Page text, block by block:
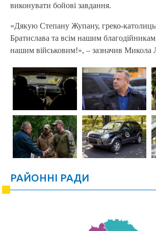
виконувати бойові завдання.
«Дякую Степану Жупану, греко-
Братислава та всім нашим
нашим військовим!», – зазначив Микола
РАЙОННІ РАДИ